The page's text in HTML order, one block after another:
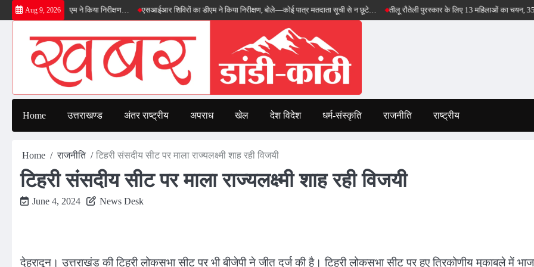
Skip
to
Aug 9, 2026
का डीएम ने किया निरीक्षण… एसआईआर शिविरों का डीएम ने किया निरीक्षण, बोले—कोई पात्र मतदाता सूची से न छूटे… तीलू रौतेली पुरस्कार के लिए 13 महिलाओं का चयन, 35 आंगनबाड़ी
Home उत्तराखण्ड अंतर राष्ट्रीय अपराध खेल देश विदेश धर्म-संस्कृति राजनीति राष्ट्रीय
Home राजनीति टिहरी संसदीय सीट पर माला राज्यलक्ष्मी शाह रही विजयी
टिहरी संसदीय सीट पर माला राज्यलक्ष्मी शाह रही विजयी
June 4, 2024 News Desk
देहरादून। उत्तराखंड की टिहरी लोकसभा सीट पर भी बीजेपी ने जीत दर्ज की है। टिहरी लोकसभा सीट पर हुए त्रिकोणीय मुकाबले में